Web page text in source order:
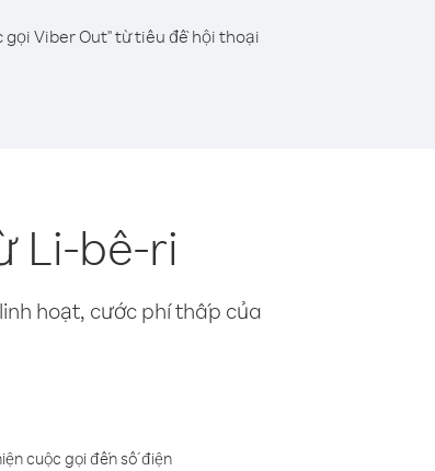
gọi Viber Out" từ tiêu đề hội thoại
Li-bê-ri
hoạt, cước phí thấp của
cuộc gọi đến số điện